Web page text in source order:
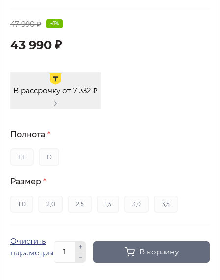
47 990 ₽ -8%
43 990 ₽
В рассрочку от 7 332 ₽
Полнота *
EE D
Размер *
1,0 2,0 2,5 1,5 3,0 3,5
Очистить
параметры
В корзину